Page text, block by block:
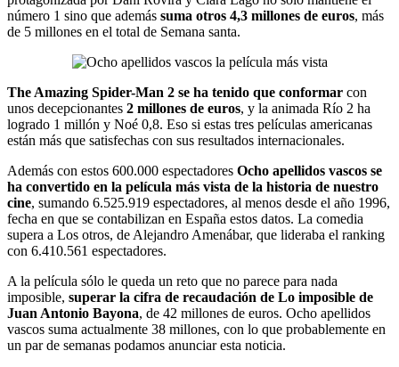
número 1 sino que además suma otros 4,3 millones de euros, más
de 5 millones en el total de Semana santa.
The Amazing Spider-Man 2 se ha tenido que conformar con
unos decepcionantes 2 millones de euros, y la animada Río 2 ha
logrado 1 millón y Noé 0,8. Eso si estas tres películas americanas
están más que satisfechas con sus resultados internacionales.
Además con estos 600.000 espectadores Ocho apellidos vascos se
ha convertido en la película más vista de la historia de nuestro
cine, sumando 6.525.919 espectadores, al menos desde el año 1996,
fecha en que se contabilizan en España estos datos. La comedia
supera a Los otros, de Alejandro Amenábar, que lideraba el ranking
con 6.410.561 espectadores.
A la película sólo le queda un reto que no parece para nada
imposible, superar la cifra de recaudación de Lo imposible de
Juan Antonio Bayona, de 42 millones de euros. Ocho apellidos
vascos suma actualmente 38 millones, con lo que probablemente en
un par de semanas podamos anunciar esta noticia.